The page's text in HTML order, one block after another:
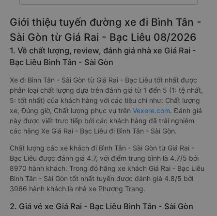
Giới thiệu tuyến đường xe đi Bình Tân -
Sài Gòn từ Giá Rai - Bạc Liêu 08/2026
1. Về chất lượng, review, đánh giá nhà xe Giá Rai -
Bạc Liêu Bình Tân - Sài Gòn
Xe đi Bình Tân - Sài Gòn từ Giá Rai - Bạc Liêu tốt nhất được
phân loại chất lượng dựa trên đánh giá từ 1 đến 5 (1: tệ nhất,
5: tốt nhất) của khách hàng với các tiêu chí như: Chất lượng
xe, Đúng giờ, Chất lượng phục vụ trên Vexere.com. Đánh giá
này được viết trực tiếp bởi các khách hàng đã trải nghiệm
các hãng Xe Giá Rai - Bạc Liêu đi Bình Tân - Sài Gòn.
Chất lượng các xe khách đi Bình Tân - Sài Gòn từ Giá Rai -
Bạc Liêu được đánh giá 4.7, với điểm trung bình là 4.7/5 bởi
8970 hành khách. Trong đó hãng xe khách Giá Rai - Bạc Liêu
Bình Tân - Sài Gòn tốt nhất tuyến được đánh giá 4.8/5 bởi
3966 hành khách là nhà xe Phương Trang.
2. Giá vé xe Giá Rai - Bạc Liêu Bình Tân - Sài Gòn